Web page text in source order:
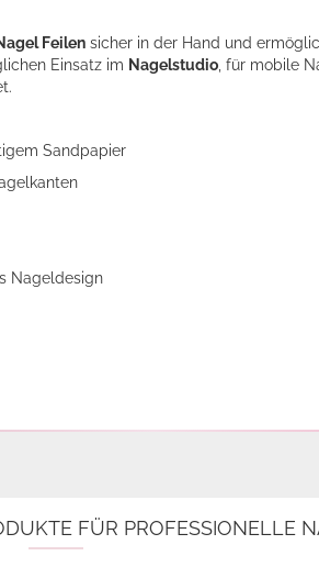
Feilen sicher in der Hand und
Einsatz im Nagelstudio , für mobile
Sandpapier
Nageldesign
FÜR PROFESSIONELLE